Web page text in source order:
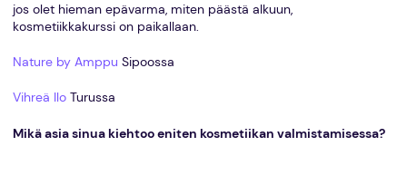
jos olet hieman epävarma, miten päästä alkuun,
kosmetiikkakurssi on paikallaan.
Nature by Amppu Sipoossa
Vihreä IloTurussa
Mikä asia sinua kiehtoo eniten kosmetiikan valmistamisessa?